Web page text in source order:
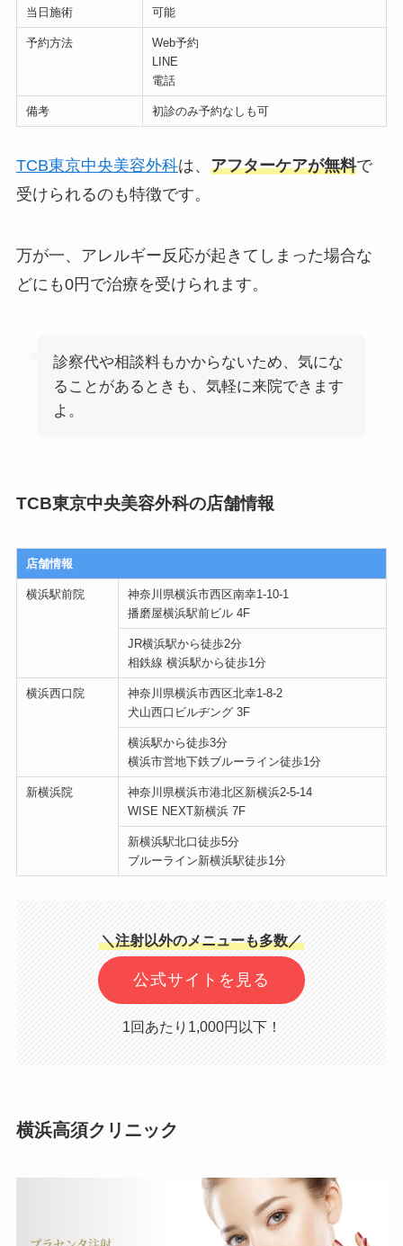
当日施術 可能
予約方法
Web予約
LINE
電話
備考 初診のみ予約なしも可
TCB東京中央美容外科は、 アフターケアが無料で
受けられるのも特徴です。
万が一、アレルギー反応が起きてしまった場合な
どにも0円で治療を受けられます。
診察代や相談料もかからないため、気にな
ることがあるときも、気軽に来院できます
よ。
TCB東京中央美容外科の店舗情報
店舗情報
横浜駅前院
神奈川県横浜市西区南幸1-10-1
播磨屋横浜駅前ビル 4F
JR横浜駅から徒歩2分
相鉄線 横浜駅から徒歩1分
横浜西口院
神奈川県横浜市西区北幸1-8-2
犬山西口ビルヂング 3F
横浜駅から徒歩3分
横浜市営地下鉄ブルーライン徒歩1分
新横浜院
神奈川県横浜市港北区新横浜2-5-14
WISE NEXT新横浜 7F
新横浜駅北口徒歩5分
ブルーライン新横浜駅徒歩1分
＼注射以外のメニューも多数／
公式サイトを見る
1回あたり1,000円以下！
横浜高須クリニック